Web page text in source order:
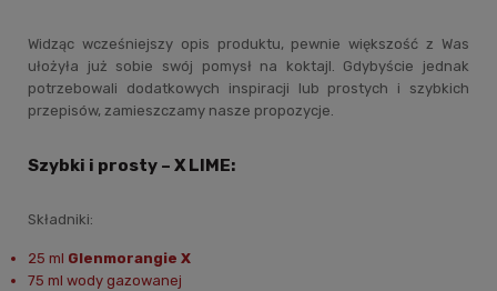
Widząc wcześniejszy opis produktu, pewnie większość z Was
ułożyła już sobie swój pomysł na koktajl. Gdybyście jednak
potrzebowali dodatkowych inspiracji lub prostych i szybkich
przepisów, zamieszczamy nasze propozycje.
Szybki i prosty – X LIME:
Składniki:
25 ml Glenmorangie X
75 ml wody gazowanej